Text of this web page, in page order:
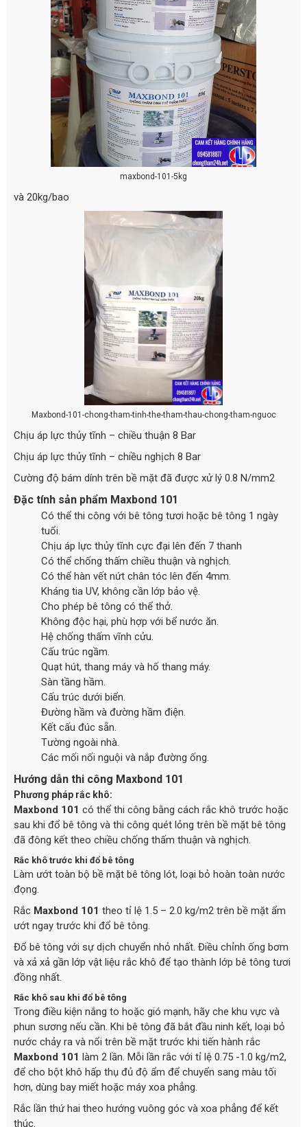
maxbond-101-5kg
và 20kg/bao
Maxbond-101-chong-tham-tinh-the-tham-thau-chong-tham-nguoc
Chịu áp lực thủy tĩnh – chiều thuận 8 Bar
Chịu áp lực thủy tĩnh – chiều nghịch 8 Bar
Cường độ bám dính trên bề mặt đã được xử lý 0.8 N/mm2
Đặc tính sản phẩm Maxbond 101
Có thể thi công với bê tông tươi hoặc bê tông 1 ngày
tuổi.
Chịu áp lực thủy tĩnh cực đại lên đến 7 thanh
Có thể chống thấm chiều thuận và nghịch.
Có thể hàn vết nứt chân tóc lên đến 4mm.
Kháng tia UV, không cần lớp bảo vệ.
Cho phép bê tông có thể thở.
Không độc hại, phù hợp với bể nước ăn.
Hệ chống thấm vĩnh cửu.
Cấu trúc ngầm.
Quạt hút, thang máy và hố thang máy.
Sàn tầng hầm.
Cấu trúc dưới biển.
Đường hầm và đường hầm điện.
Kết cấu đúc sẵn.
Tường ngoài nhà.
Các mối nối nguội và nắp đường ống.
Hướng dẫn thi công Maxbond 101
Phương pháp rắc khô:
Maxbond 101 có thể thi công bằng cách rắc khô trước hoặc
sau khi đổ bê tông và thi công quét lỏng trên bề mặt bê tông
đã đông kết theo chiều chống thấm thuận và nghịch.
Rắc khô trước khi đổ bê tông
Làm ướt toàn bộ bề mặt bê tông lót, loại bỏ hoàn toàn nước
đọng.
Rắc Maxbond 101 theo tỉ lệ 1.5 – 2.0 kg/m2 trên bề mặt ẩm
ướt ngay trước khi đổ bê tông.
Đổ bê tông với sự dịch chuyển nhỏ nhất. Điều chỉnh ống bơm
và xả xả gần lớp vật liệu rắc khô để tạo thành lớp bê tông tươi
đồng nhất.
Rắc khô sau khi đổ bê tông
Trong điều kiện nắng to hoặc gió mạnh, hãy che khu vực và
phun sương nếu cần. Khi bê tông đã bắt đầu ninh kết, loại bỏ
nước chảy ra và nổi trên bề mặt trước khi tiến hành rắc
Maxbond 101 làm 2 lần. Mỗi lần rắc với tỉ lệ 0.75 -1.0 kg/m2,
để cho bột khô hấp thụ đủ độ ẩm để chuyển sang màu tối
hơn, dùng bay miết hoặc máy xoa phẳng.
Rắc lần thứ hai theo hướng vuông góc và xoa phẳng để kết
thúc.